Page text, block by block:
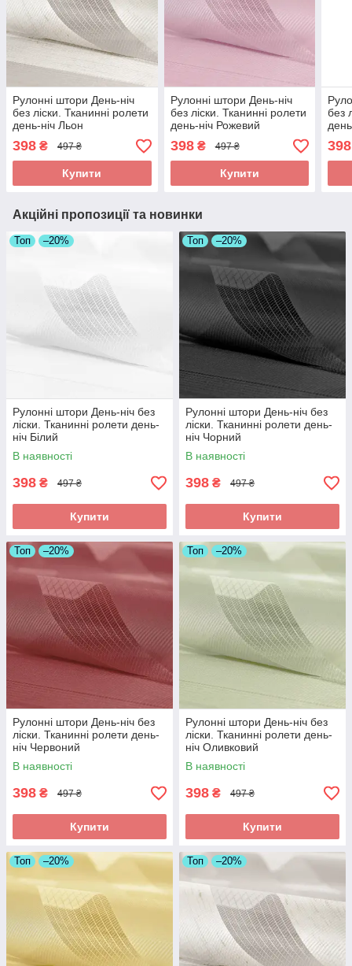
Рулонні штори День-ніч
без ліски. Тканинні ролети
день-ніч Льон
398 ₴ 497 ₴
Купити
Рулонні штори День-ніч
без ліски. Тканинні ролети
день-ніч Рожевий
398₴ 497 ₴
Купити
без
398
Акційні пропозиції та новинки
Топ –20%
Рулонні штори День-ніч без
ліски. Тканинні ролети день-
ніч Білий
В наявності
398 ₴ 497 ₴
Купити
Топ –20%
Рулонні штори День-ніч без
ліски. Тканинні ролети день-
ніч Чорний
В наявності
398 ₴ 497 ₴
Купити
Топ –20%
Рулонні штори День-ніч без
ліски. Тканинні ролети день-
ніч Червоний
В наявності
398 ₴ 497 ₴
Купити
Топ –20%
Рулонні штори День-ніч без
ліски. Тканинні ролети день-
ніч Оливковий
В наявності
398 ₴ 497 ₴
Купити
Топ –20% Топ –20%